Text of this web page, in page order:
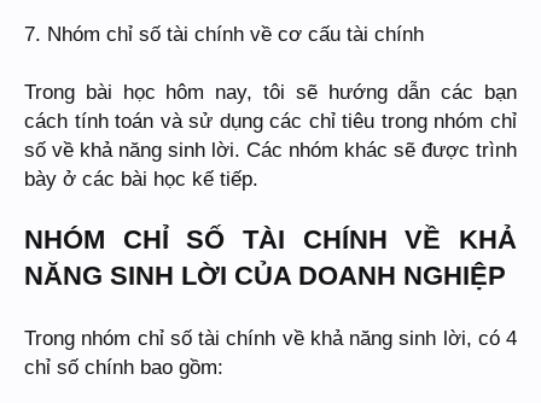
7. Nhóm chỉ số tài chính về cơ cấu tài chính
Trong bài học hôm nay, tôi sẽ hướng dẫn các bạn
cách tính toán và sử dụng các chỉ tiêu trong nhóm chỉ
số về khả năng sinh lời. Các nhóm khác sẽ được trình
bày ở các bài học kế tiếp.
NHÓM CHỈ SỐ TÀI CHÍNH VỀ KHẢ
NĂNG SINH LỜI CỦA DOANH NGHIỆP
Trong nhóm chỉ số tài chính về khả năng sinh lời, có 4
chỉ số chính bao gồm: